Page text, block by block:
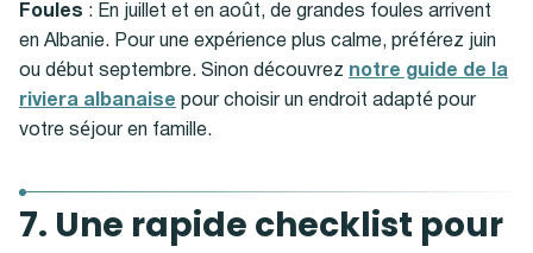
Foules : En juillet et en août, de grandes foules arrivent
en Albanie. Pour une expérience plus calme, préférez juin
ou début septembre. Sinon découvrez notre guide de la
riviera albanaise pour choisir un endroit adapté pour
votre séjour en famille.
7. Une rapide checklist pour